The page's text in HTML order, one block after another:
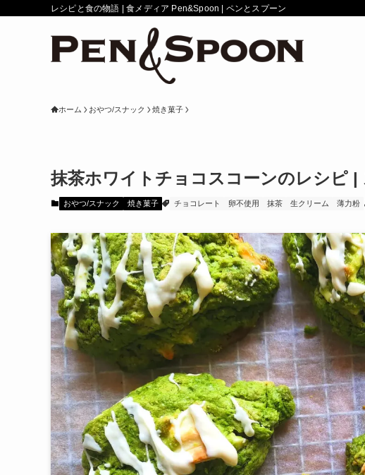
レシピと食の物語 | 食メディア Pen&Spoon | ペンとスプーン
ホーム おやつ/スナック 焼き菓子
抹茶ホワイトチョコスコーンのレシピ |
おやつ/スナック 焼き菓子 チョコレート 卵不使用 抹茶 生クリーム 薄力粉